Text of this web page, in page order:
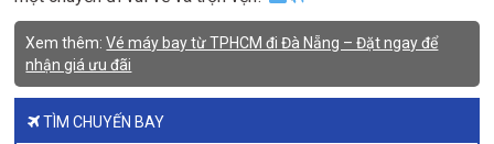
Xem thêm:Vé máy bay từ TPHCM đi Đà Nẵng – Đặt ngay để
nhận giá ưu đãi
TÌM CHUYẾN BAY